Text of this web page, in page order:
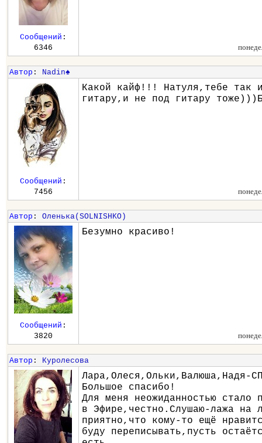
Сообщений :
6346
Автор : Nadin♠
Какой кайф!!! Натуля,тебе так
гитару,и не под гитару
Сообщений :
7456
Автор : Оленька(SOLNISHKO)
Безумно красиво!
Сообщений :
3820
Автор : Куролесова
Лара,Олеся,Ольки,Валюша,Надя-
Большое спасибо!
Для меня неожиданностью стало
в Эфире,честно.Слушаю-лажа на
приятно,что кому-то ещё
буду переписывать,пусть